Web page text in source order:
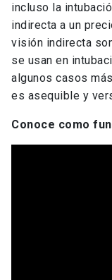
incluso la
indirecta a un
visión indirecta
se usan en
algunos casos
es asequible y
Conoce como